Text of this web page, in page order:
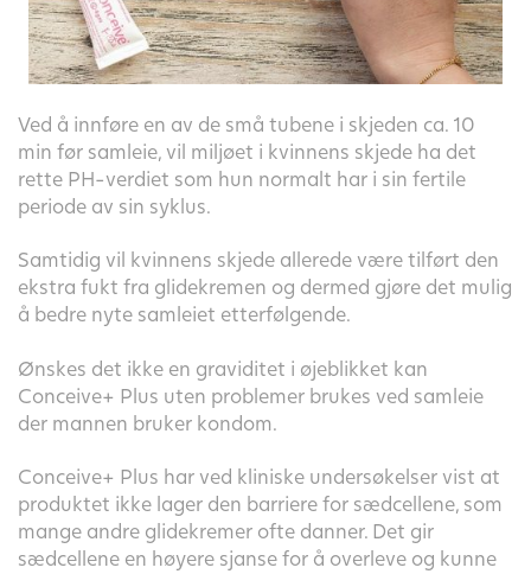
Ved å innføre en av de små tubene i skjeden ca. 10
min før samleie, vil miljøet i kvinnens skjede ha det
rette PH-verdiet som hun normalt har i sin fertile
periode av sin syklus.
Samtidig vil kvinnens skjede allerede være tilført den
ekstra fukt fra glidekremen og dermed gjøre det mulig
å bedre nyte samleiet etterfølgende.
Ønskes det ikke en graviditet i øjeblikket kan
Conceive+ Plus uten problemer brukes ved samleie
der mannen bruker kondom.
Conceive+ Plus har ved kliniske undersøkelser vist at
produktet ikke lager den barriere for sædcellene, som
mange andre glidekremer ofte danner. Det gir
sædcellene en høyere sjanse for å overleve og kunne